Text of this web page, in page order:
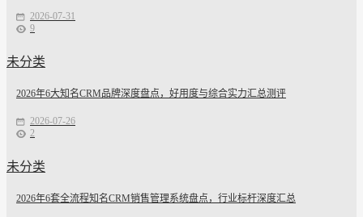
2026-07-31
9
未分类
2026年6大知名CRM品牌深度盘点，好用度与综合实力汇总测评
2026-07-26
2
未分类
2026年6套全流程知名CRM销售管理系统盘点，行业标杆深度汇总